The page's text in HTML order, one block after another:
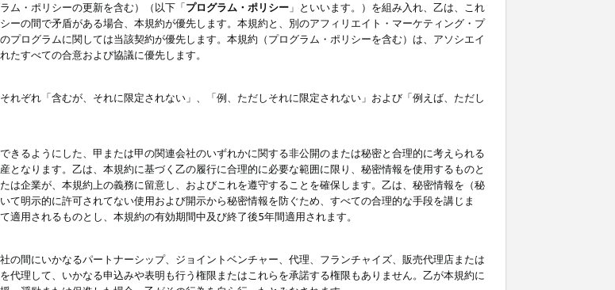
ム・ポリシーの更新を含む）（以下「プログラム・ポリシー 」といいます。）を組み入れ、乙は、これ
ーの間で矛盾がある場合、本規約が優先します。本規約と、別のアフィリエイト・マーケティング・プ
プログラムに関しては当該契約が優先します。本規約（プログラム・ポリシーを含む）は、アソシエイ
たすべての合意および協議に優先します。
ぞれ「含むが、それに限定されない」、「例、ただしそれに限定されない」および「例えば、ただし
きるようにした、甲または甲の関連会社のいずれかに関する非公開のまたは秘密と合理的に考えられる
となります。乙は、本規約に基づく乙の履行に合理的に必要な範囲に限り、秘密情報を使用するものと
は企業が、本規約上の義務に留意し、およびこれを遵守することを確保します。乙は、秘密情報を（秘
明示的に許可されてない使用および開示から秘密情報を防ぐため、すべての合理的な手段を講じま
用されるものとし、本規約の有効期間中及び終了後5年間適用されます。
間にいかなるパートナーシップ、ジョイントベンチャー、代理、フランチャイズ、販売代理店または
代理して、いかなる申込みや表明も行う権限またはこれらを承諾する権限もありません。乙が本規約に